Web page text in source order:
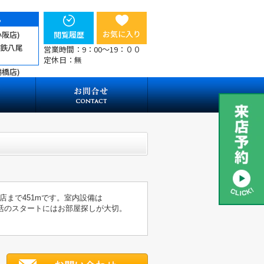
店)
八尾
店)
閲覧履歴
お気に入り
営業時間：9：00～19：００
定休日：無
まで451mです。室内設備は
スタートにはお部屋探しが大切。